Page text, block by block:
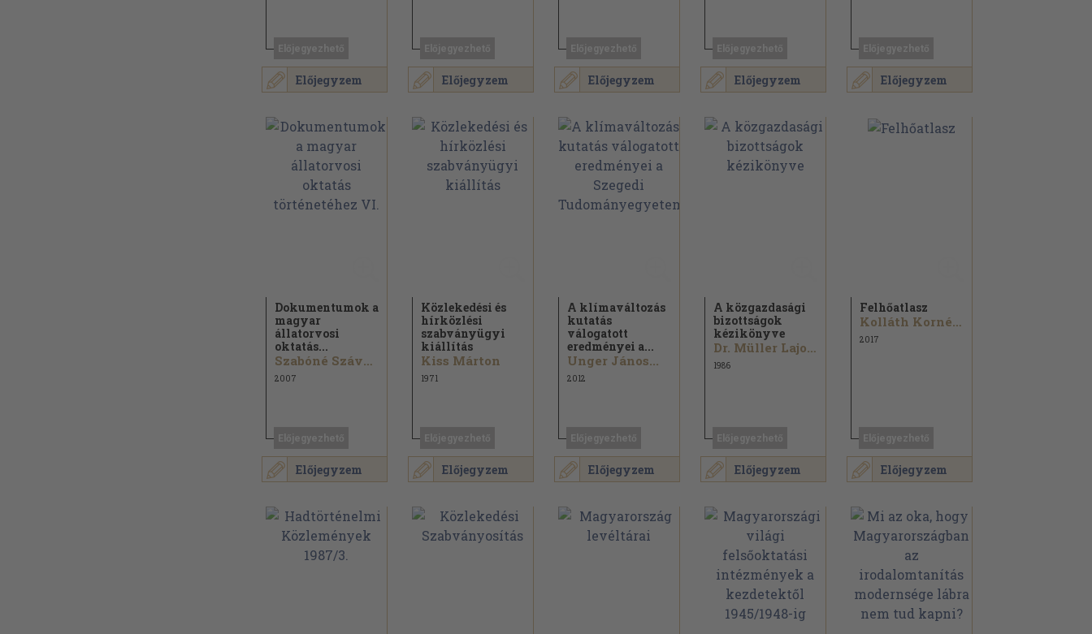
Előjegyzem Előjegyzem Előjegyzem Előjegyzem Előjegyzem
Előjegyzem
Dokumentumok a
magyar
állatorvosi
oktatás...
Szabóné Szávay Judit
2007
Előjegyzem
Közlekedési és
hírközlési
szabványügyi
kiállítás
Kiss Márton
1971
Előjegyzem
A klímaváltozás
kutatás
válogatott
eredményei a...
Unger János...
2012
Előjegyzem
A közgazdasági
bizottságok
kézikönyve
Dr. Müller Lajos...
1986
Előjegyzem
Felhőatlasz
Kolláth Kornél...
2017